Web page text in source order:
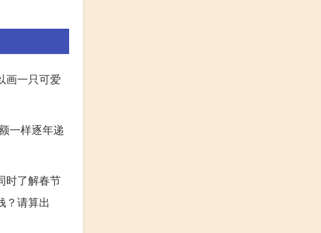
画一只可爱
一样逐年递
时了解春节
？请算出